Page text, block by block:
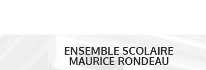
ENSEMBLE SCOLAIRE
MAURICE RONDEAU